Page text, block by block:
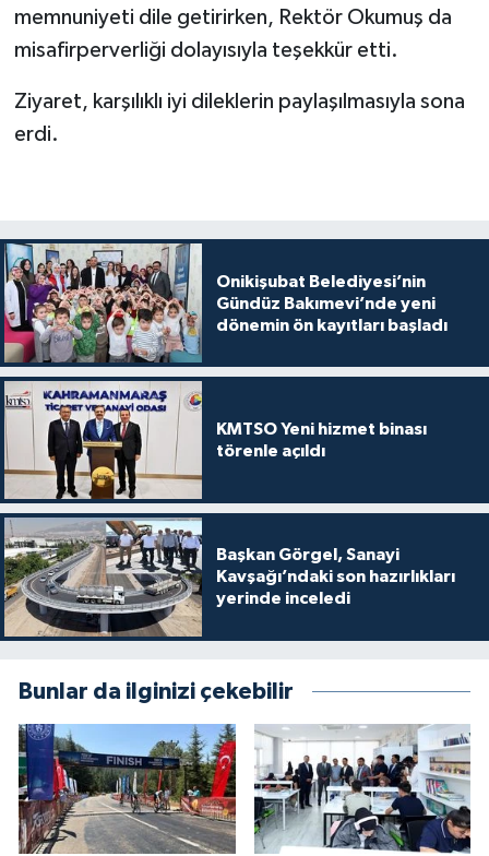
memnuniyeti dile getirirken, Rektör Okumuş da
misafirperverliği dolayısıyla teşekkür etti.
Ziyaret, karşılıklı iyi dileklerin paylaşılmasıyla sona
erdi.
Onikişubat Belediyesi’nin
Gündüz Bakımevi’nde yeni
dönemin ön kayıtları başladı
KMTSO Yeni hizmet binası
törenle açıldı
Başkan Görgel, Sanayi
Kavşağı’ndaki son hazırlıkları
yerinde inceledi
Bunlar da ilginizi çekebilir